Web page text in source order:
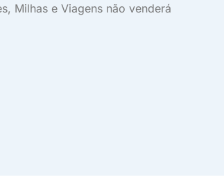
Milhas e Viagens não venderá